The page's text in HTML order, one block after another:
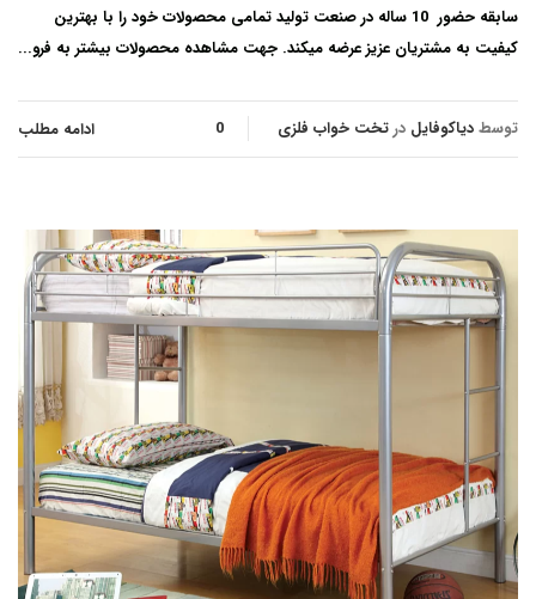
سابقه حضور 10 ساله در صنعت تولید تمامی محصولات خود را با بهترین
کیفیت به مشتریان عزیز عرضه میکند. جهت مشاهده محصولات بیشتر به فرو...
ادامه مطلب توسطدیاکوفایل درتخت خواب فلزی 0